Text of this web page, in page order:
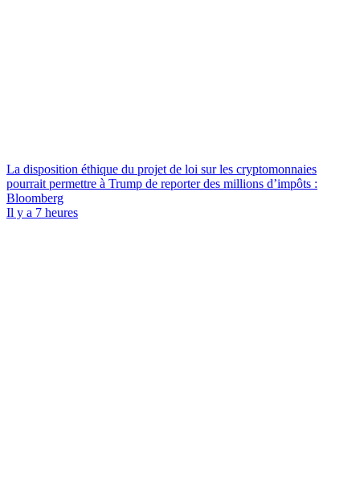
La disposition éthique du projet de loi sur les cryptomonnaies
pourrait permettre à Trump de reporter des millions d’impôts :
Bloomberg
Il y a 7 heures